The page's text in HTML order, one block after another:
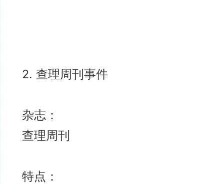
2. 查理周刊事件
杂志：
查理周刊
特点：